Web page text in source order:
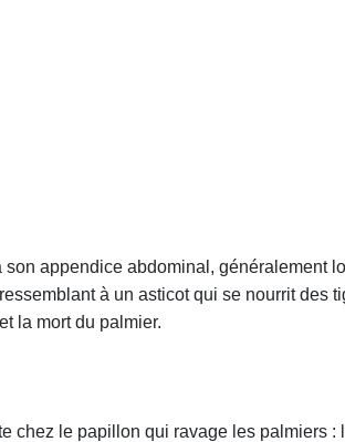
appendice abdominal,
à un asticot qui se nourrit des
la mort du palmier.
chez le papillon qui ravage les palmiers